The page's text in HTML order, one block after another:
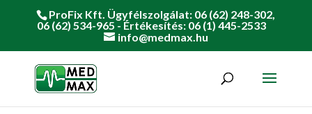
ProFix Kft. Ügyfélszolgálat: 06 (62) 248-302,
06 (62) 534-965 - Értékesítés: 06 (1) 445-2533
info@medmax.hu